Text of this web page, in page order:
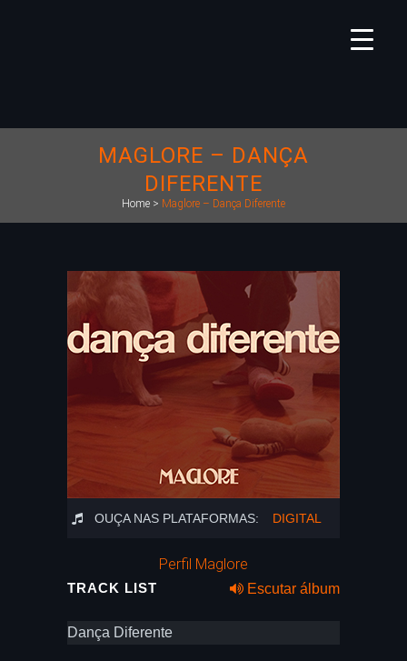
MAGLORE – DANÇA
DIFERENTE
Home > Maglore – Dança Diferente
OUÇA NAS PLATAFORMAS: DIGITAL
Perfil Maglore
TRACK LIST Escutar álbum
Dança Diferente